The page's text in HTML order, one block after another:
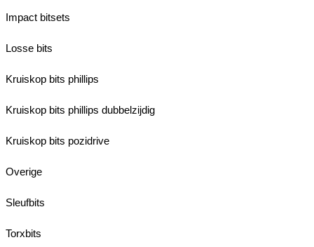
Impact bitsets
Losse bits
Kruiskop bits phillips
Kruiskop bits phillips dubbelzijdig
Kruiskop bits pozidrive
Overige
Sleufbits
Torxbits